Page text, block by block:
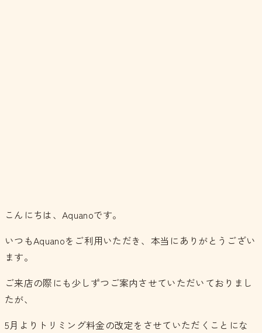
こんにちは、Aquanoです。
いつもAquanoをご利用いただき、本当にありがとうござい
ます。
ご来店の際にも少しずつご案内させていただいておりまし
たが、
5月よりトリミング料金の改定をさせていただくことにな